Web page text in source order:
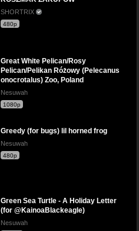
SHORTRIX
480p
Great White Pelican/Rosy
Pelican/Pelikan Różowy (Pelecanus
onocrotalus) Zoo, Poland
Nesuwah
1080p
Greedy (for bugs) lil horned frog
Nesuwah
480p
Green Sea Turtle - A Holiday Letter
(for @KainoaBlackeagle)
Nesuwah